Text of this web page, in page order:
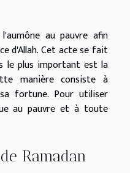
au pauvre afin
d'Allah. Cet acte se fait
le plus important est la
manière consiste à
fortune. Pour utiliser
au pauvre et à toute
Ramadan